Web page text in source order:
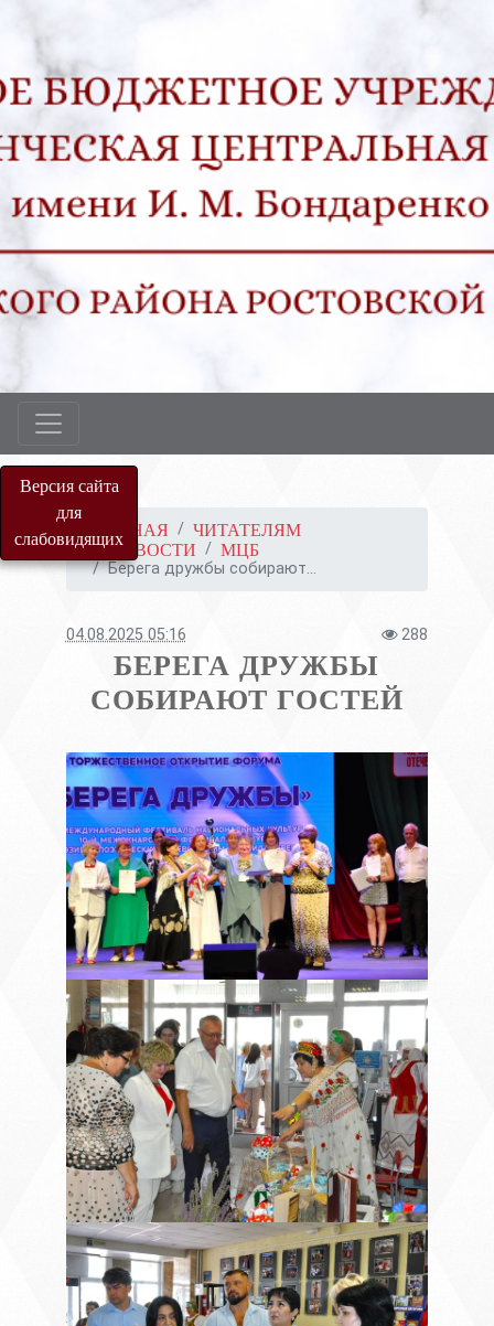
Версия сайта
для
слабовидящихГЛАВНАЯ
ЧИТАТЕЛЯМ
НОВОСТИ
МЦБ
Берега дружбы собирают...
04.08.2025 05:16 288
БЕРЕГА ДРУЖБЫ
СОБИРАЮТ ГОСТЕЙ